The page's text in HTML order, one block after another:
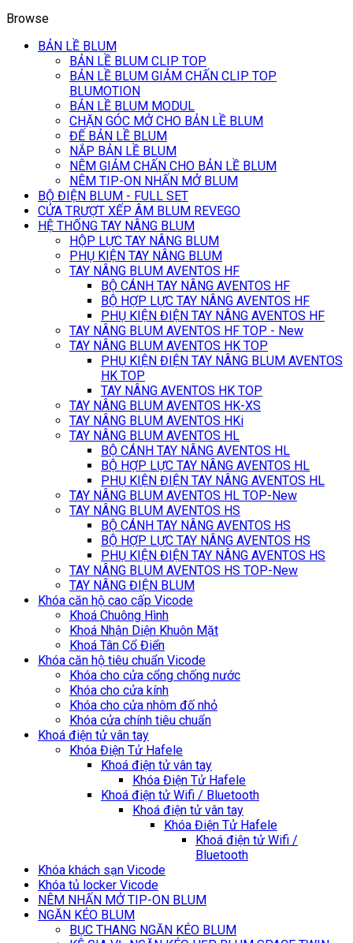
Browse
BẢN LỀ BLUM
BẢN LỀ BLUM CLIP TOP
BẢN LỀ BLUM GIẢM CHẤN CLIP TOP
BLUMOTION
BẢN LỀ BLUM MODUL
CHẶN GÓC MỞ CHO BẢN LỀ BLUM
ĐẾ BẢN LỀ BLUM
NẮP BẢN LỀ BLUM
NÊM GIẢM CHẤN CHO BẢN LỀ BLUM
NÊM TIP-ON NHẤN MỞ BLUM
BỘ ĐIỆN BLUM - FULL SET
CỬA TRƯỢT XẾP ÂM BLUM REVEGO
HỆ THỐNG TAY NÂNG BLUM
HỘP LỰC TAY NÂNG BLUM
PHỤ KIỆN TAY NÂNG BLUM
TAY NÂNG BLUM AVENTOS HF
BỘ CÁNH TAY NÂNG AVENTOS HF
BỘ HỢP LỰC TAY NÂNG AVENTOS HF
PHỤ KIỆN ĐIỆN TAY NÂNG AVENTOS HF
TAY NÂNG BLUM AVENTOS HF TOP - New
TAY NÂNG BLUM AVENTOS HK TOP
PHỤ KIỆN ĐIỆN TAY NÂNG BLUM AVENTOS
HK TOP
TAY NÂNG AVENTOS HK TOP
TAY NÂNG BLUM AVENTOS HK-XS
TAY NÂNG BLUM AVENTOS HKi
TAY NÂNG BLUM AVENTOS HL
BỘ CÁNH TAY NÂNG AVENTOS HL
BỘ HỢP LỰC TAY NÂNG AVENTOS HL
PHỤ KIỆN ĐIỆN TAY NÂNG AVENTOS HL
TAY NÂNG BLUM AVENTOS HL TOP-New
TAY NÂNG BLUM AVENTOS HS
BỘ CÁNH TAY NÂNG AVENTOS HS
BỘ HỢP LỰC TAY NÂNG AVENTOS HS
PHỤ KIỆN ĐIỆN TAY NÂNG AVENTOS HS
TAY NÂNG BLUM AVENTOS HS TOP-New
TAY NÂNG ĐIỆN BLUM
Khóa căn hộ cao cấp Vicode
Khoá Chuông Hình
Khoá Nhận Diện Khuôn Mặt
Khoá Tân Cổ Điển
Khóa căn hộ tiêu chuẩn Vicode
Khóa cho cửa cổng chống nước
Khóa cho cửa kính
Khóa cho cửa nhôm đố nhỏ
Khóa cửa chính tiêu chuẩn
Khoá điện tử vân tay
Khóa Điện Tử Hafele
Khoá điện tử vân tay
Khóa Điện Tử Hafele
Khoá điện tử Wifi / Bluetooth
Khoá điện tử vân tay
Khóa Điện Tử Hafele
Khoá điện tử Wifi /
Bluetooth
Khóa khách sạn Vicode
Khóa tủ locker Vicode
NÊM NHẤN MỞ TIP-ON BLUM
NGĂN KÉO BLUM
BỤC THANG NGĂN KÉO BLUM